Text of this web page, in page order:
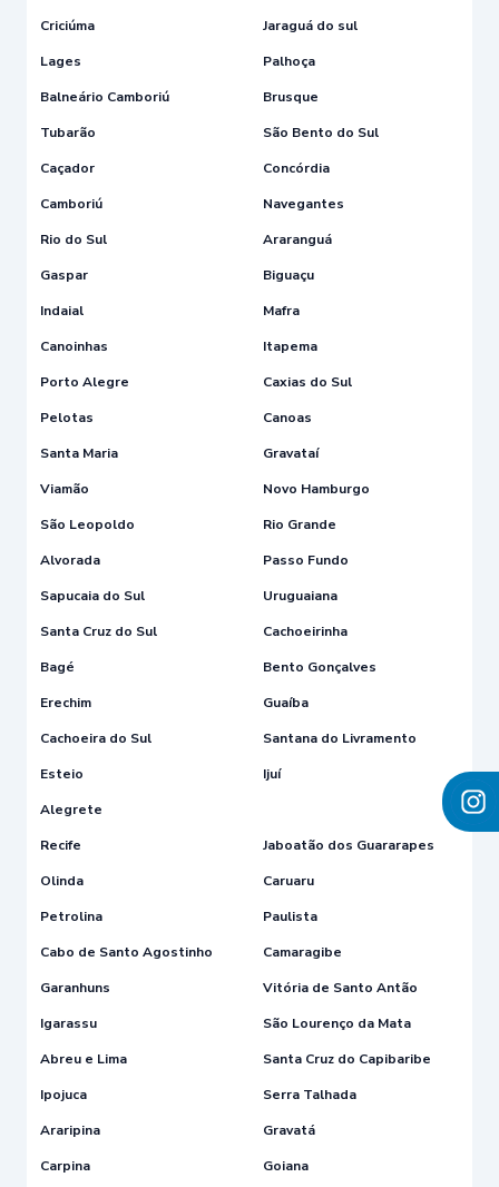
Criciúma
Jaraguá do sul
Lages
Palhoça
Balneário Camboriú
Brusque
Tubarão
São Bento do Sul
Caçador
Concórdia
Camboriú
Navegantes
Rio do Sul
Araranguá
Gaspar
Biguaçu
Indaial
Mafra
Canoinhas
Itapema
Porto Alegre
Caxias do Sul
Pelotas
Canoas
Santa Maria
Gravataí
Viamão
Novo Hamburgo
São Leopoldo
Rio Grande
Alvorada
Passo Fundo
Sapucaia do Sul
Uruguaiana
Santa Cruz do Sul
Cachoeirinha
Bagé
Bento Gonçalves
Erechim
Guaíba
Cachoeira do Sul
Santana do Livramento
Esteio
Ijuí
Alegrete
Recife
Jaboatão dos Guararapes
Olinda
Caruaru
Petrolina
Paulista
Cabo de Santo Agostinho
Camaragibe
Garanhuns
Vitória de Santo Antão
Igarassu
São Lourenço da Mata
Abreu e Lima
Santa Cruz do Capibaribe
Ipojuca
Serra Talhada
Araripina
Gravatá
Carpina
Goiana